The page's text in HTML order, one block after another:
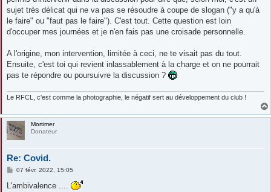
sujet très délicat qui ne va pas se résoudre à coupe de slogan ("y a qu'à
le faire" ou "faut pas le faire"). C'est tout. Cette question est loin
d'occuper mes journées et je n'en fais pas une croisade personnelle.
A l'origine, mon intervention, limitée à ceci, ne te visait pas du tout.
Ensuite, c'est toi qui revient inlassablement à la charge et on ne pourrait
pas te répondre ou poursuivre la discussion ?
Le RFCL, c'est comme la photographie, le négatif sert au développement du club !
Mortimer
Donateur
Re: Covid.
M
s
07 févr. 2022, 15:05
L'ambivalence ....